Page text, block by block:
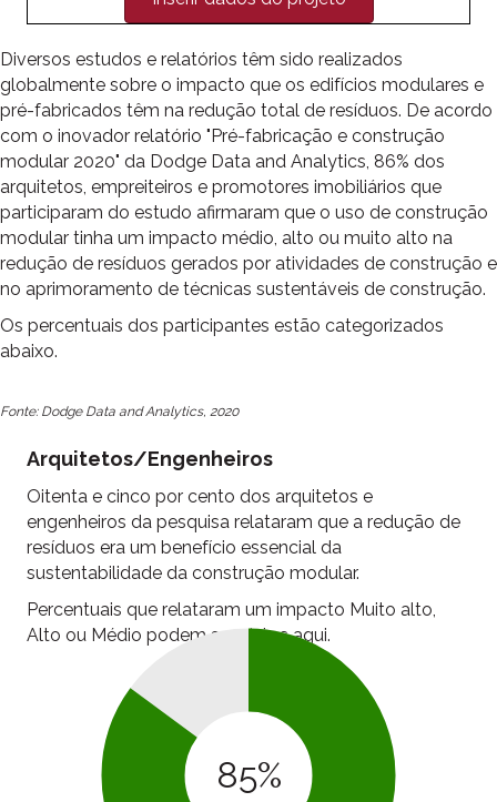
Diversos estudos e relatórios têm sido realizados
globalmente sobre o impacto que os edifícios modulares e
pré-fabricados têm na redução total de resíduos. De acordo
com o inovador relatório "Pré-fabricação e construção
modular 2020" da Dodge Data and Analytics, 86% dos
arquitetos, empreiteiros e promotores imobiliários que
participaram do estudo afirmaram que o uso de construção
modular tinha um impacto médio, alto ou muito alto na
redução de resíduos gerados por atividades de construção e
no aprimoramento de técnicas sustentáveis de construção.
Os percentuais dos participantes estão categorizados
abaixo.
Fonte: Dodge Data and Analytics, 2020
Arquitetos/Engenheiros
Oitenta e cinco por cento dos arquitetos e
engenheiros da pesquisa relataram que a redução de
resíduos era um benefício essencial da
sustentabilidade da construção modular.
Percentuais que relataram um impacto Muito alto,
Alto ou Médio podem ser vistos aqui.
85%